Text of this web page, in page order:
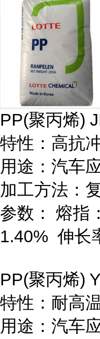
PP(聚丙烯)
特性：高抗
用途：汽车
加工方法：
参数：
熔指：
1.40% 伸长
PP(聚丙烯)
特性：耐高
用途：汽车